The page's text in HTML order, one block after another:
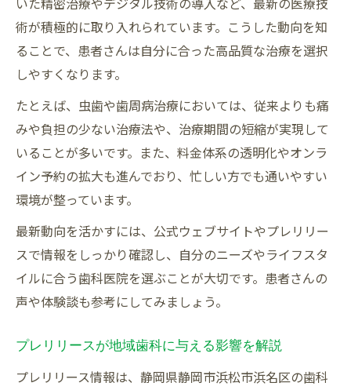
歯科の費用や治療内容を事前に調べる重要
性
自身の希望に合う歯科医院を探すための工
夫
治療費用の見積もりを比較して納得の選択
を
歯科検診の結果から治療計画を立てる方法
歯周病治療や審美治療の選び方を解説
プレリリースから紐解く地域歯科の未来
プレリリースで分かる歯科医療の将来像
地域の歯科環境変化と患者さんへの影響
新しい歯科治療法がもたらす利点を探る
医院の開閉院動向から考える今後の選択肢
歯科業界の進化に対応するための心得
術が積極的に取り入れられています。こうした動向を知
ることで、患者さんは自分に合った高品質な治療を選択
しやすくなります。
たとえば、虫歯や歯周病治療においては、従来よりも痛
みや負担の少ない治療法や、治療期間の短縮が実現して
いることが多いです。また、料金体系の透明化やオンラ
イン予約の拡大も進んでおり、忙しい方でも通いやすい
環境が整っています。
最新動向を活かすには、公式ウェブサイトやプレリリー
スで情報をしっかり確認し、自分のニーズやライフスタ
イルに合う歯科医院を選ぶことが大切です。患者さんの
声や体験談も参考にしてみましょう。
プレリリースが地域歯科に与える影響を解説
プレリリース情報は、静岡県静岡市浜松市浜名区の歯科